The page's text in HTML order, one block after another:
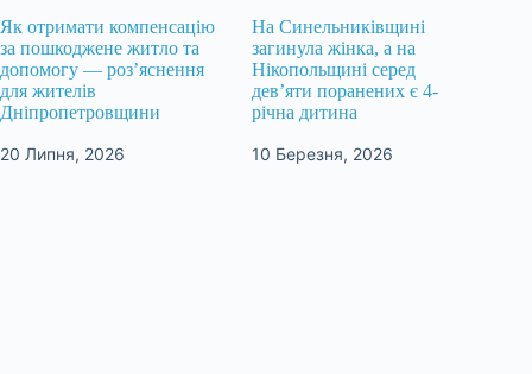
Як отримати компенсацію
за пошкоджене житло та
допомогу — роз’яснення
для жителів
Дніпропетровщини
20 Липня, 2026
На Синельниківщині
загинула жінка, а на
Нікопольщині серед
дев’яти поранених є 4-
річна дитина
10 Березня, 2026